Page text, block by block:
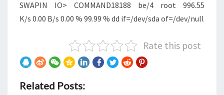
SWAPIN IO> COMMAND18188 be/4 root 996.55
K/s 0.00 B/s 0.00 % 99.99 % dd if=/dev/sda of=/dev/null
Rate this post
Related Posts: